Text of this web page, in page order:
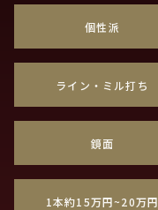
個性派
ライン・ミル打ち
鏡面
1本約15万円~20万円